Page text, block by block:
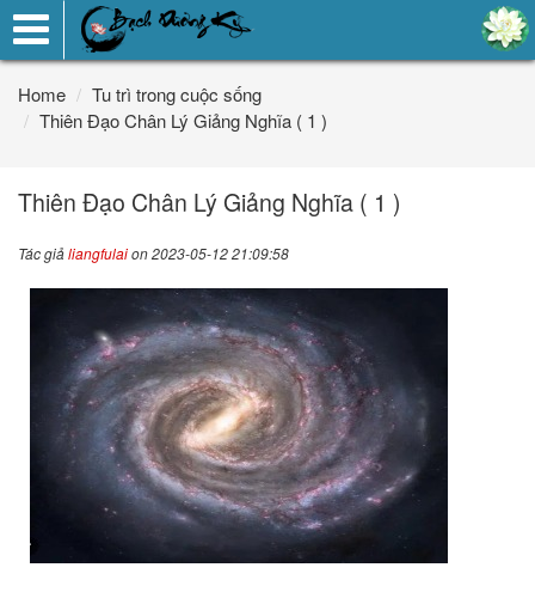
Toggle
navigation
Home
Tu trì trong cuộc sống
Thiên Đạo Chân Lý Giảng Nghĩa ( 1 )
Thiên Đạo Chân Lý Giảng Nghĩa ( 1 )
Tác giảliangfulaion 2023-05-12 21:09:58